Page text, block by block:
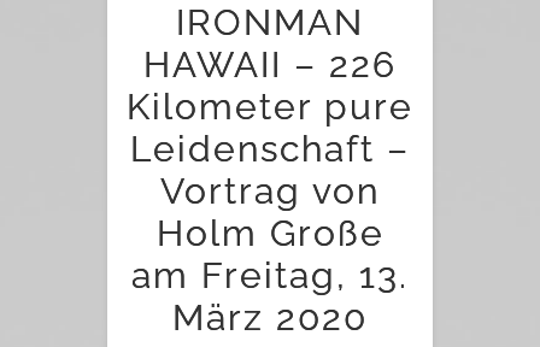
IRONMAN
HAWAII – 226
Kilometer pure
Leidenschaft –
Vortrag von
Holm Große
am Freitag, 13.
März 2020